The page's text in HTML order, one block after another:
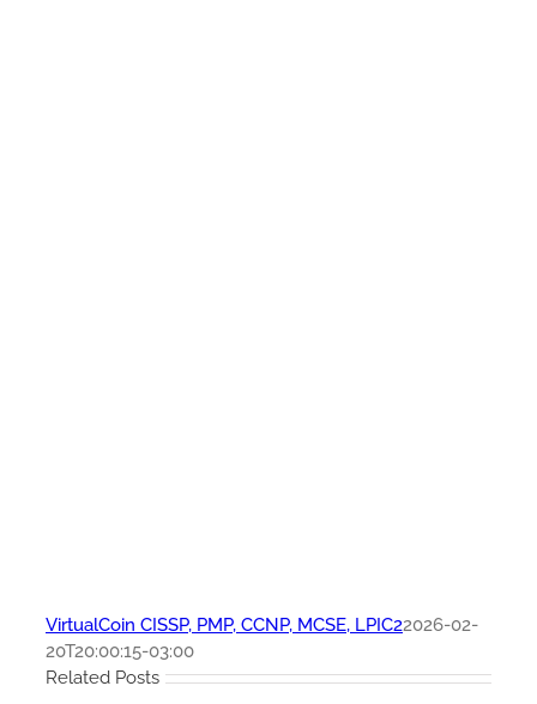
VirtualCoin CISSP, PMP, CCNP, MCSE, LPIC22026-02-
20T20:00:15-03:00
Related Posts